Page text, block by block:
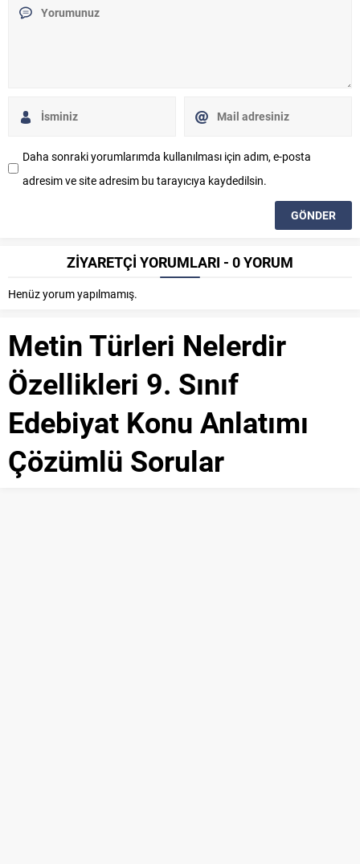
Daha sonraki yorumlarımda kullanılması için adım, e-posta
adresim ve site adresim bu tarayıcıya kaydedilsin.
ZİYARETÇİ YORUMLARI - 0 YORUM
Henüz yorum yapılmamış.
Metin Türleri Nelerdir
Özellikleri 9. Sınıf
Edebiyat Konu Anlatımı
Çözümlü Sorular